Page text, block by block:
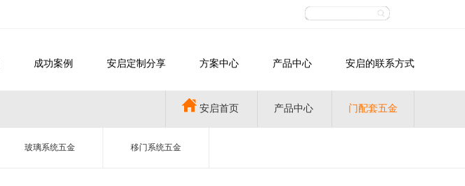
成功案例 安启定制分享 方案中心 产品中心 安启的联系方式
安启首页 产品中心 门配套五金
玻璃系统五金 移门系统五金